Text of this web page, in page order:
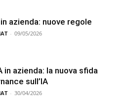
in azienda: nuove regole
- 09/05/2026
in azienda: la nuova sfida
sull’IA
- 30/04/2026